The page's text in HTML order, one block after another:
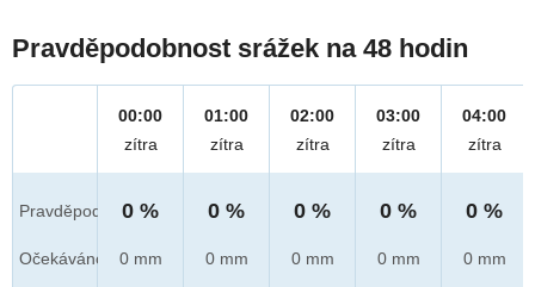
Pravděpodobnost srážek na 48 hodin
Pravděpod.
Očekáváno
00:00
zítra
0 %
0 mm
01:00
zítra
0 %
0 mm
02:00
zítra
0 %
0 mm
03:00
zítra
0 %
0 mm
04:00
zítra
0 %
0 mm